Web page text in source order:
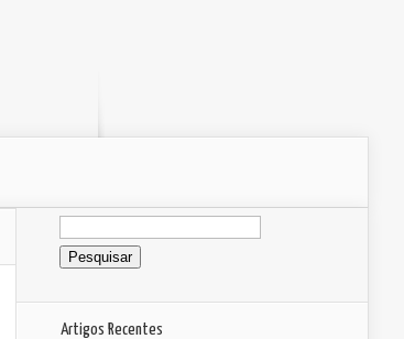
Pesquisar
por:
Artigos Recentes